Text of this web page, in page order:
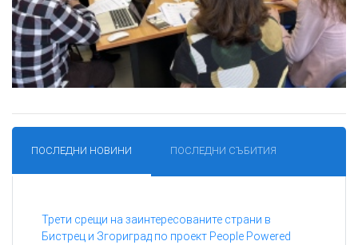
ПОСЛЕДНИ НОВИНИ ПОСЛЕДНИ СЪБИТИЯ
Трети срещи на заинтересованите страни в
Бистрец и Згориград по проект People Powered